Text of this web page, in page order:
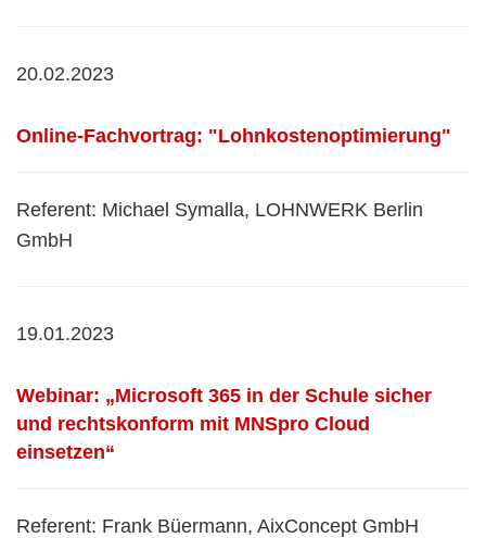
20.02.2023
Online-Fachvortrag: "Lohnkostenoptimierung"
Referent: Michael Symalla, LOHNWERK Berlin
GmbH
19.01.2023
Webinar: „Microsoft 365 in der Schule sicher
und rechtskonform mit MNSpro Cloud
einsetzen“
Referent: Frank Büermann, AixConcept GmbH